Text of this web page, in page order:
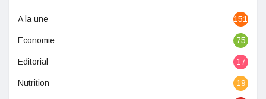
A la une 1513
Economie 75
Editorial 17
Nutrition 19